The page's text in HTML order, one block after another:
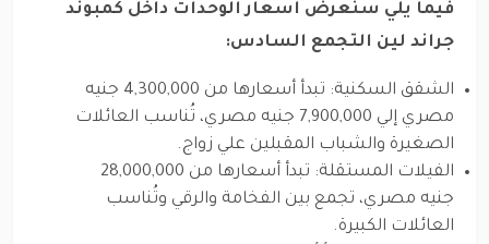
فيما يلي سنعرض أسعار الوحدات داخل كمبوند
جراند لين التجمع السادس:
الشقق السكنية: تبدأ أسعارها من 4,300,000 جنيه
مصري إلي 7,900,000 جنيه مصري، تُناسب العائلات
الصغيرة والشباب المقبلين علي زواج.
الفيلات المستقلة: تبدأ أسعارها من 28,000,000
جنيه مصري، تجمع بين الفخامة والرقي وتُناسب
العائلات الكبيرة.